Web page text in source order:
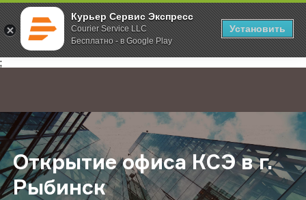
Курьер Сервис Экспресс
Courier Service LLC
Бесплатно - в Google Play
Установить
;
Главная О компании Новости Открытие офиса КСЭ в г. Рыбинск
Открытие офиса КСЭ в г.
Рыбинск